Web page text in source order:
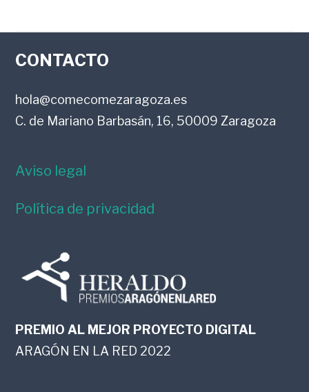
FOOTER
CONTACTO
hola@comecomezaragoza.es
C. de Mariano Barbasán, 16, 50009 Zaragoza
Aviso legal
Política de privacidad
PREMIO AL MEJOR PROYECTO DIGITAL
ARAGÓN EN LA RED 2022